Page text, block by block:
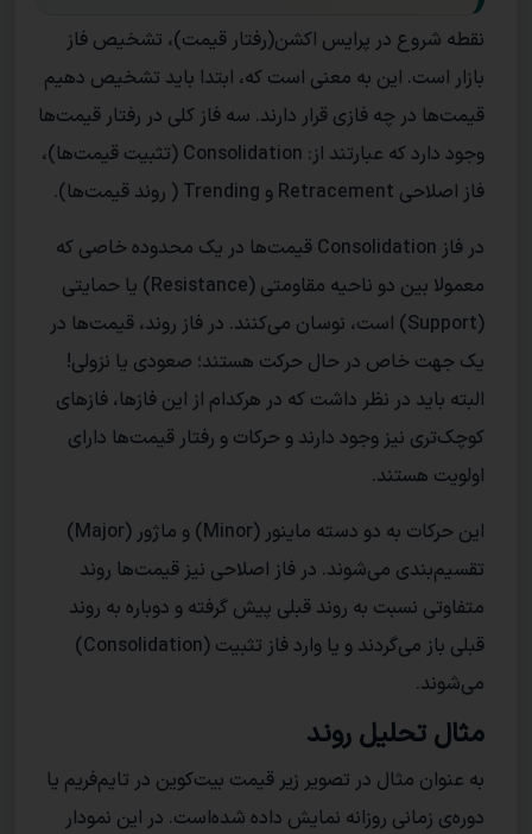
نقطه‌ شروع در پرایس اکشن(رفتار قیمت)، تشخیص فاز
بازار است. این به معنی است که، ابتدا باید تشخیص دهیم
قیمت‌ها در چه فازی قرار دارند. سه فاز کلی در رفتار قیمت‌ها
وجود دارد که عبارتند از: Consolidation (تثبیت قیمت‌ها)،
فاز اصلاحی Retracement و Trending ( روند قیمت‌ها).
در فاز Consolidation قیمت‌ها در یک محدوده‌ خاصی که
معمولا بین دو ناحیه‌ مقاومتی (Resistance) یا حمایتی
(Support) است، نوسان می‌کنند. در فاز روند، قیمت‌ها در
یک جهت خاص در حال حرکت هستند؛ صعودی یا نزولی!
البته باید در نظر داشت که در هرکدام از این فاز‌ها، فاز‌های
کوچک‌تری نیز وجود دارند و حرکات و رفتار قیمت‌ها دارای
اولویت هستند.
این حرکات به دو دسته‌ ماینور (Minor) و ماژور (Major)
تقسیم‌بندی‌ می‌شوند. در فاز اصلاحی نیز قیمت‌ها روند
متفاوتی نسبت به روند قبلی پیش گرفته و دوباره به روند
قبلی باز می‌گردند و یا وارد فاز تثبیت (Consolidation)
می‌شوند.
مثال تحلیل روند
به عنوان مثال در تصویر زیر قیمت بیت‌کوین در تایم‌فریم یا
دوره‌ی زمانی روزانه نمایش داده‌ شده‌است. در این نمودار